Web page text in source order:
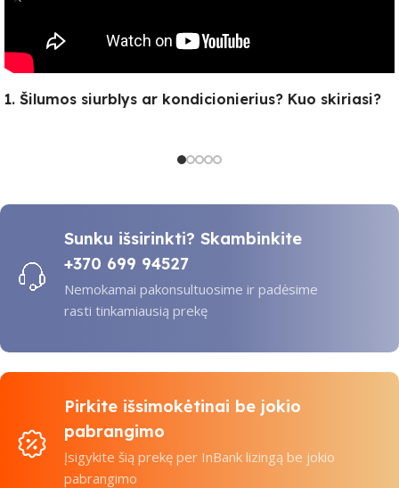
1. Šilumos siurblys ar kondicionierius? Kuo skiriasi?
Sunku išsirinkti? Skambinkite
+370 699 94527
Nemokamai pakonsultuosime ir padėsime
rasti tinkamiausią prekę
Pirkite išsimokėtinai be jokio
pabrangimo
Įsigykite šią prekę per InBank lizingą be jokio
pabrangimo